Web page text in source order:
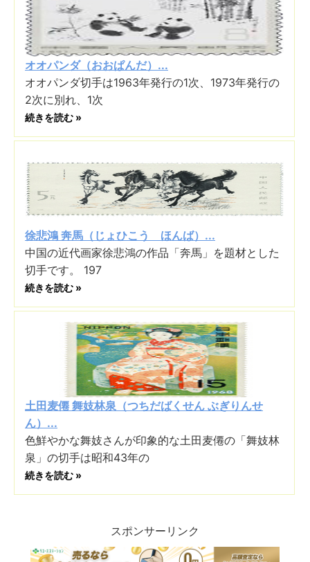
オオパンダ（おおぱんだ）...
オオパンダ切手は1963年発行の1次、1973年発行の
2次に別れ、1次
続きを読む »
徐悲鴻 奔馬（じょひこう ほんば）...
中国の近代画家徐悲鴻の作品「奔馬」を題材とした
切手です。 197
続きを読む »
土田麦僊 舞妓林泉（つちだばくせん ぶぎりんせ
ん）...
色鮮やかな舞妓さんが印象的な土田麦僊の「舞妓林
泉」の切手は昭和43年の
続きを読む »
スポンサーリンク